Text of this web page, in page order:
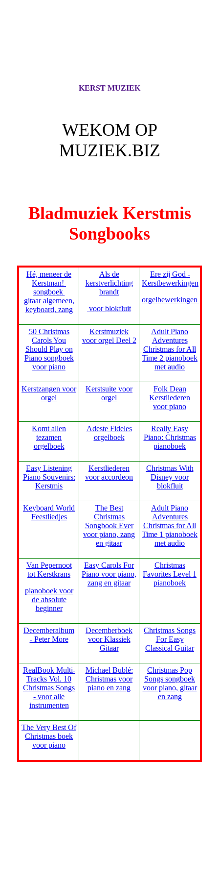
KERST MUZIEK
WEKOM OP
MUZIEK.BIZ
Bladmuziek Kerstmis
Songbooks
Hé, meneer de
Kerstman!
songboek
gitaar algemeen,
keyboard, zang
Als de
kerstverlichting
brandt
voor blokfluit
Ere zij God -
Kerstbewerkingen
orgelbewerkingen
50 Christmas
Carols You
Should Play on
Piano songboek
voor piano
Kerstmuziek
voor orgel Deel 2
Adult Piano
Adventures
Christmas for All
Time 2 pianoboek
met audio
Kerstzangen voor
orgel
Kerstsuite voor
orgel
Folk Dean
Kerstliederen
voor piano
Komt allen
tezamen
orgelboek
Adeste Fideles
orgelboek
Really Easy
Piano: Christmas
pianoboek
Easy Listening
Piano Souvenirs:
Kerstmis
Kerstliederen
voor accordeon
Christmas With
Disney voor
blokfluit
Keyboard World
Feestliedjes
The Best
Christmas
Songbook Ever
voor piano, zang
en gitaar
Adult Piano
Adventures
Christmas for All
Time 1 pianoboek
met audio
Van Pepernoot
tot Kerstkrans
pianoboek voor
de absolute
beginner
Easy Carols For
Piano voor piano,
zang en gitaar
Christmas
Favorites Level 1
pianoboek
Decemberalbum
- Peter More
Decemberboek
voor Klassiek
Gitaar
Christmas Songs
For Easy
Classical Guitar
RealBook Multi-
Tracks Vol. 10
Christmas Songs
- voor alle
instrumenten
Michael Bublé:
Christmas voor
piano en zang
Christmas Pop
Songs songboek
voor piano, gitaar
en zang
The Very Best Of
Christmas boek
voor piano